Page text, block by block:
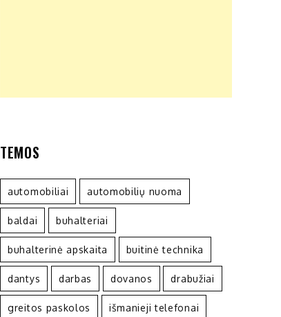
TEMOS
automobiliai automobilių nuoma
baldai buhalteriai
buhalterinė apskaita buitinė technika
dantys darbas dovanos drabužiai
greitos paskolos išmanieji telefonai